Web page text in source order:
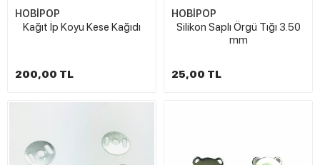
HOBİPOP
Kağıt İp Koyu Kese Kağıdı
200,00 TL
HOBİPOP
Silikon Saplı Örgü Tığı 3.50
mm
25,00 TL